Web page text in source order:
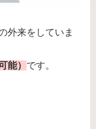
外来をしていま
能） です。